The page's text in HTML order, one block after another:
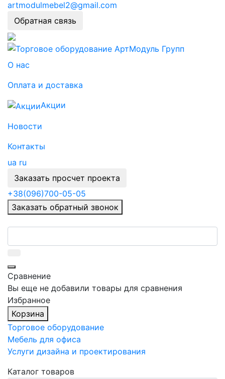
artmodulmebel2@gmail.com
Обратная связь
О нас
Оплата и доставка
Акции
Новости
Контакты
ua ru
Заказать просчет проекта
+38(096)700-05-05
Заказать обратный звонок
Сравнение
Вы еще не добавили товары для сравнения
Избранное
Корзина
Торговое оборудование
Мебель для офиса
Услуги дизайна и проектирования
Каталог товаров